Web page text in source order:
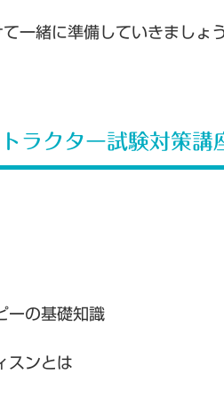
一緒に準備していきましょ
ラクター試験対策講
ーの基礎知識
スンとは